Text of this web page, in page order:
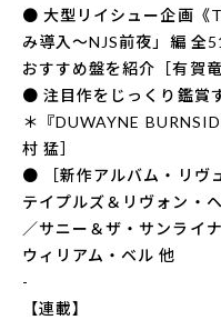
● 大型リイシュー企画《
み導入～NJS前夜」編 全
おすすめ盤を紹介［有賀
● 注目作をじっくり鑑賞
＊『DUWAYNE
村 猛］
● ［新作アルバム・リヴ
テイプルズ＆リヴォン・
／サニー＆ザ・サンライ
ウィリアム・ベル 他
-
【連載】